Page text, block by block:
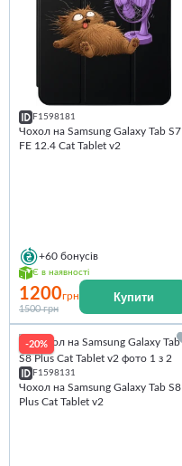
F1598181
Чохол на Samsung Galaxy Tab S7
FE 12.4 Cat Tablet v2
+60 бонусів
Є в наявності
1200грн
1500 грн
Купити
-20%
F1598131
Чохол на Samsung Galaxy Tab S8
Plus Cat Tablet v2